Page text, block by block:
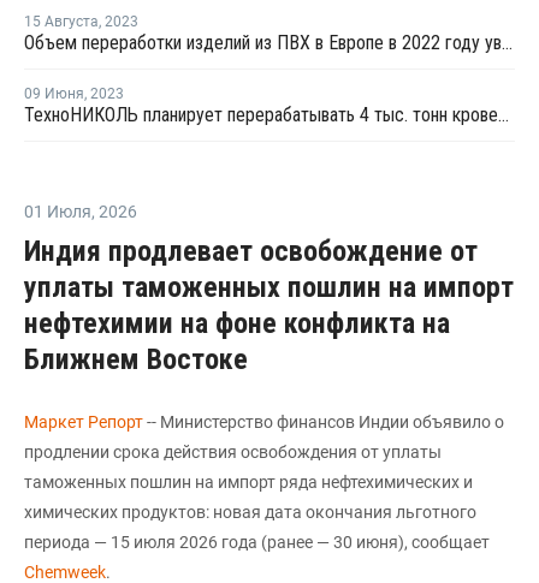
15 Августа, 2023
Объем переработки изделий из ПВХ в Европе в 2022 году увеличился на 0,3%
09 Июня, 2023
ТехноНИКОЛЬ планирует перерабатывать 4 тыс. тонн кровельных ПВХ-мембран в год
01 Июля, 2026
Индия продлевает освобождение от
уплаты таможенных пошлин на импорт
нефтехимии на фоне конфликта на
Ближнем Востоке
Маркет Репорт-- Министерство финансов Индии объявило о
продлении срока действия освобождения от уплаты
таможенных пошлин на импорт ряда нефтехимических и
химических продуктов: новая дата окончания льготного
периода — 15 июля 2026 года (ранее — 30 июня), сообщает
Chemweek.